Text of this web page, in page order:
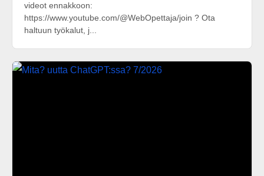
videot ennakkoon:
https://www.youtube.com/@WebOpettaja/join ? Ota
haltuun työkalut, j...